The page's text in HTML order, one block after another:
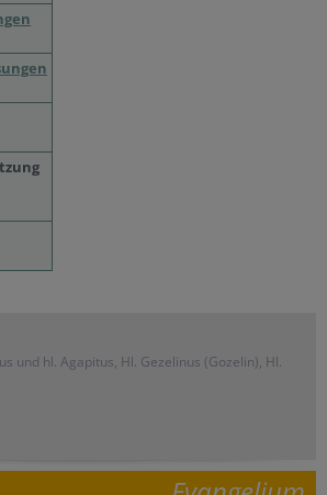
und hl. Agapitus, Hl. Gezelinus (Gozelin), Hl.